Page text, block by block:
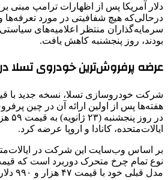
دلار آمریکا پس از اظهارات ترامپ مبنی
درحالی‌که هیچ شفافیتی در مورد
سرمایه‌گذاران منتظر اعلامیه‌های
بودند، روز پنجشنبه کاهش یافت.
عرضه پرفروش‌ترین خودروی تسلا در
هفته‌ها پس از اولین ارائه آن در چین
ایالات‌متحده، کانادا و اروپا عرضه کرد.
مدل قبلی خود با قیمت ۴۷ هزار و ۹۹۰ دلار است.